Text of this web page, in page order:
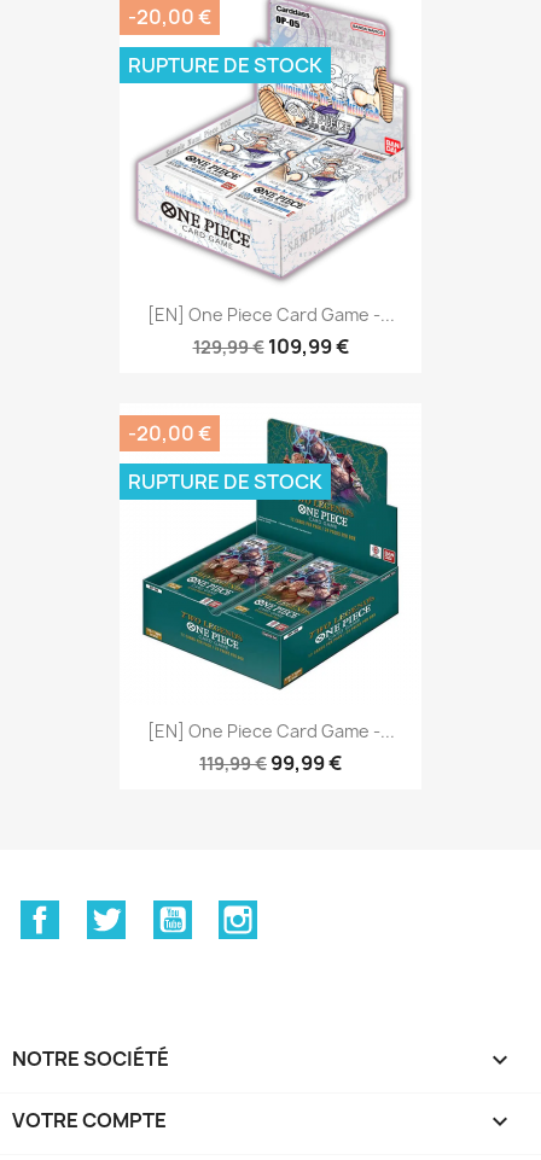
[EN] One Piece Card Game -...
129,99 € 109,99 €
-20,00 €
RUPTURE DE STOCK
[EN] One Piece Card Game -...
119,99 € 99,99 €
-20,00 €
RUPTURE DE STOCK
FacebookTwitter YouTube
NOTRE SOCIÉTÉ 
VOTRE COMPTE 